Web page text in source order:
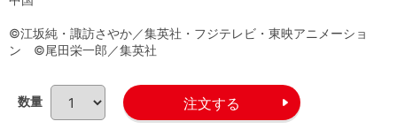
©江坂純・諏訪さやか／集英社・フジテレビ・東映アニメーショ
ン ©尾田栄一郎／集英社
数量